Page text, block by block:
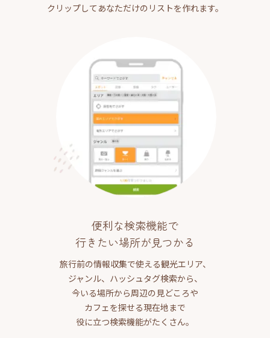
クリップしてあなただけのリストを作れます。
便利な検索機能で
行きたい場所が見つかる
旅行前の情報収集で使える観光エリア、
ジャンル、ハッシュタグ検索から、
今いる場所から周辺の見どころや
カフェを探せる現在地まで
役に立つ検索機能がたくさん。